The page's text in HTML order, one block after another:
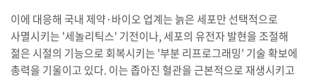
이에 대응해 국내 제약·바이오 업계는 늙은 세포만 선택적으로
사멸시키는 '세놀리틱스' 기전이나, 세포의 유전자 발현을 조절해
젊은 시절의 기능으로 회복시키는 '부분 리프로그래밍' 기술 확보에
총력을 기울이고 있다. 이는 좁아진 혈관을 근본적으로 재생시키고